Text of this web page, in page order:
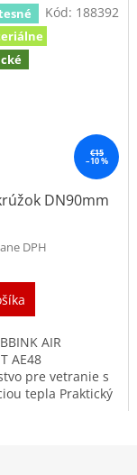
€15
–10 %
DN90mm
DPH
AIR
AE48
pre vetranie s
tepla Praktický
Kód: 188392